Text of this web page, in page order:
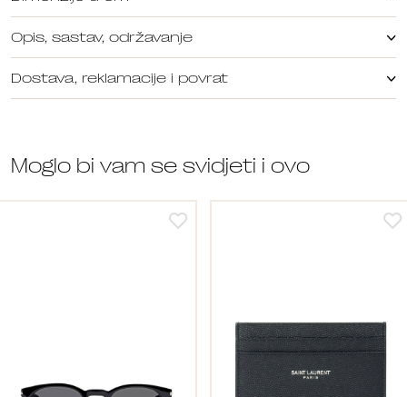
Opis, sastav, održavanje
Dostava, reklamacije i povrat
Moglo bi vam se svidjeti i ovo